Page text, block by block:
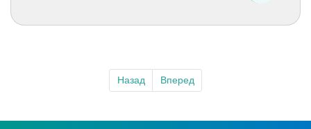
Назад Вперед